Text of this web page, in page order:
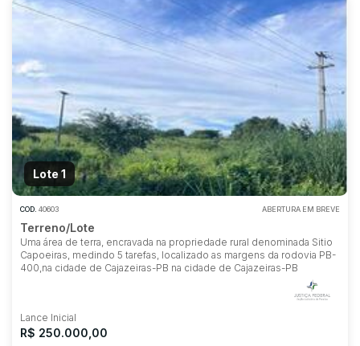
Lote 1
COD. 40603 ABERTURA EM BREVE
Terreno/Lote
Uma área de terra, encravada na propriedade rural denominada Sitio
Capoeiras, medindo 5 tarefas, localizado as margens da rodovia PB-
400,na cidade de Cajazeiras-PB na cidade de Cajazeiras-PB
Lance Inicial
R$ 250.000,00